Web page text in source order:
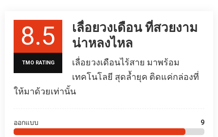
8.5
TMO RATING
เลื่อยวงเดือน ที่สวยงาม
น่าหลงไหล
เลื่อยวงเดือนไร้สาย มาพร้อม
เทคโนโลยี สุดล้ำยุค ติดแค่กล่องที่
ให้มาด้วยเท่านั้น
ออกแบบ 9